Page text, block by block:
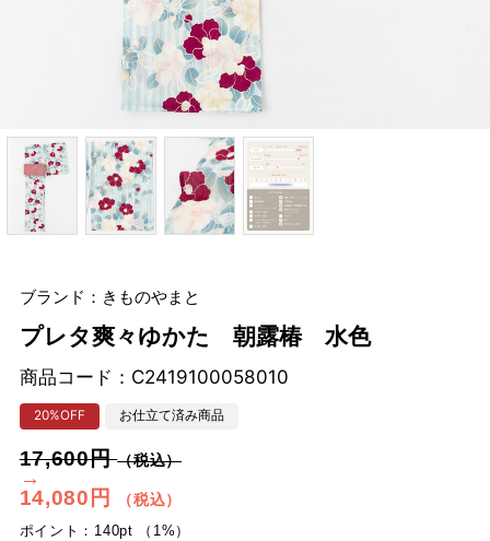
ブランド：きものやまと
プレタ爽々ゆかた 朝露椿 水色
商品コード： C2419100058010
20%OFF お仕立て済み商品
17,600円（税込）
→
14,080円
（税込）
ポイント：140pt （1%）